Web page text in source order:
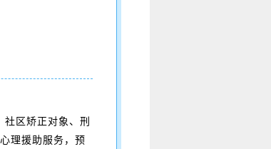
区矫正对象、刑
理援助服务，预